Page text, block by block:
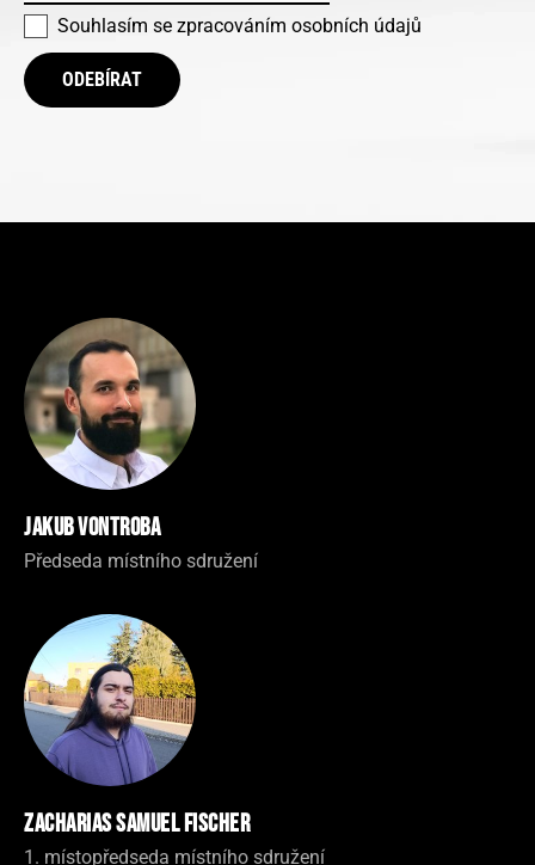
Souhlasím se zpracováním osobních údajů
ODEBÍRAT
Jakub Vontroba
Předseda místního sdružení
Zacharias Samuel Fischer
1. místopředseda místního sdružení